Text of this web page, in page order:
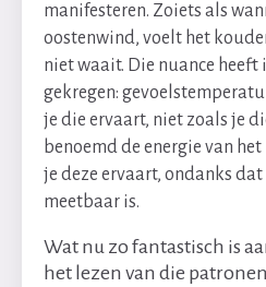
manifesteren. Zoiets als
oostenwind, voelt het
niet waait. Die nuance heeft
gekregen:
je die ervaart, niet zoals je
benoemd de energie van
je deze ervaart, ondanks
meetbaar is.
Wat nu zo fantastisch is
het lezen van die